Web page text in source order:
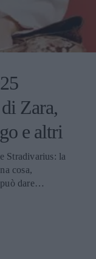
Zara,
e altri
Stradivarius: la
cosa,
dare